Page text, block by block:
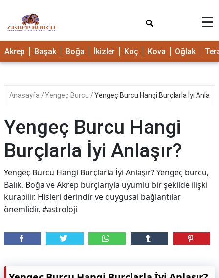
☰
Akrep Başak Boğa İkizler Koç Kova Oğlak
Anasayfa Yengeç Burcu Yengeç Burcu Hangi Burçlarla İyi
Yengeç Burcu Hangi
Burçlarla İyi Anlaşır?
Yengeç Burcu Hangi Burçlarla İyi Anlaşır? Yengeç burcu,
Balık, Boğa ve Akrep burçlarıyla uyumlu bir şekilde ilişki
kurabilir. Hisleri derindir ve duygusal bağlantılar
önemlidir. #astroloji